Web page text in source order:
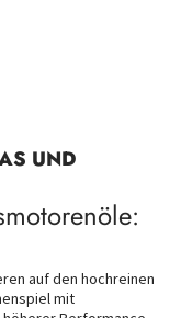
UND
auf den hochreinen
mit